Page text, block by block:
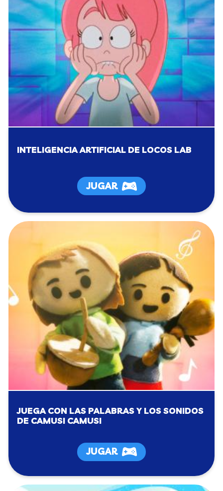
INTELIGENCIA ARTIFICIAL DE LOCOS LAB
JUGAR
JUEGA CON LAS PALABRAS Y LOS SONIDOS
DE CAMUSI CAMUSI
JUGAR